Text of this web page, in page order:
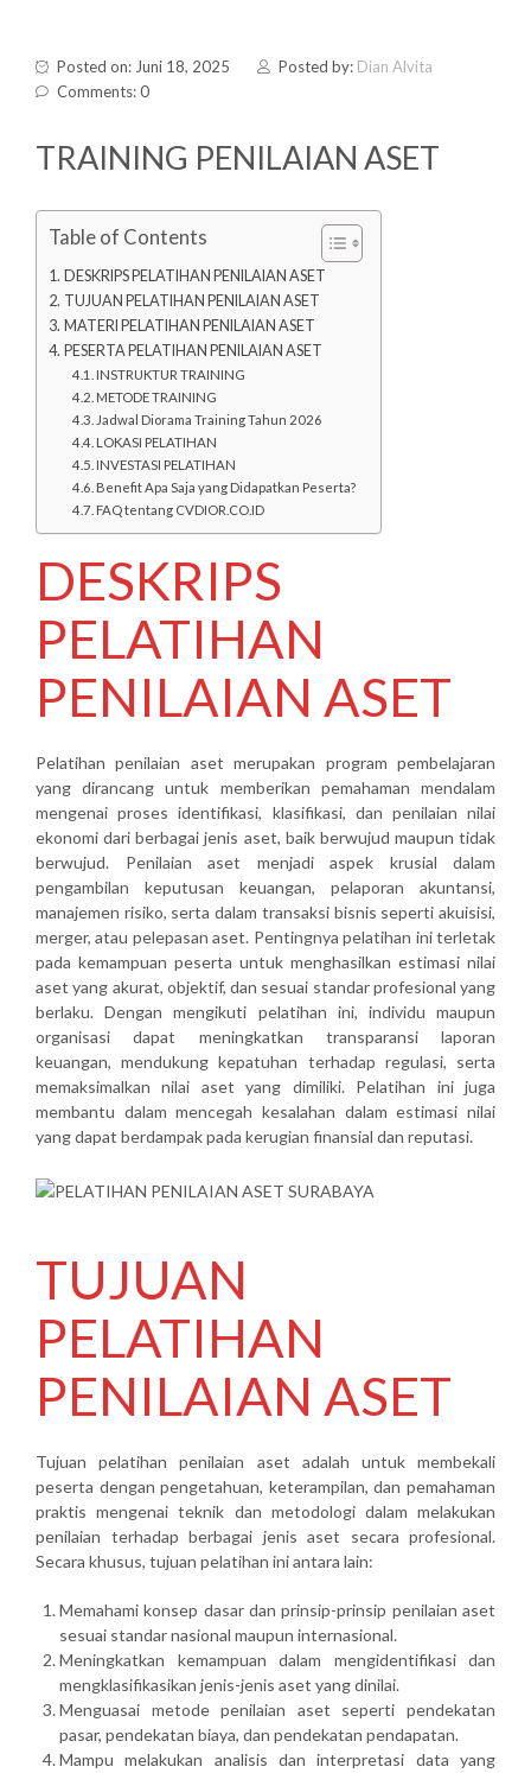
Posted on: Juni 18, 2025 Posted by: Dian Alvita
Comments: 0
TRAINING PENILAIAN ASET
Table of Contents
DESKRIPS PELATIHAN PENILAIAN ASET
TUJUAN PELATIHAN PENILAIAN ASET
MATERI PELATIHAN PENILAIAN ASET
PESERTA PELATIHAN PENILAIAN ASET
INSTRUKTUR TRAINING
METODE TRAINING
Jadwal Diorama Training Tahun 2026
LOKASI PELATIHAN
INVESTASI PELATIHAN
Benefit Apa Saja yang Didapatkan Peserta?
FAQ tentang CVDIOR.CO.ID
DESKRIPS
PELATIHAN
PENILAIAN ASET
Pelatihan penilaian aset merupakan program pembelajaran
yang dirancang untuk memberikan pemahaman mendalam
mengenai proses identifikasi, klasifikasi, dan penilaian nilai
ekonomi dari berbagai jenis aset, baik berwujud maupun tidak
berwujud. Penilaian aset menjadi aspek krusial dalam
pengambilan keputusan keuangan, pelaporan akuntansi,
manajemen risiko, serta dalam transaksi bisnis seperti akuisisi,
merger, atau pelepasan aset. Pentingnya pelatihan ini terletak
pada kemampuan peserta untuk menghasilkan estimasi nilai
aset yang akurat, objektif, dan sesuai standar profesional yang
berlaku. Dengan mengikuti pelatihan ini, individu maupun
organisasi dapat meningkatkan transparansi laporan
keuangan, mendukung kepatuhan terhadap regulasi, serta
memaksimalkan nilai aset yang dimiliki. Pelatihan ini juga
membantu dalam mencegah kesalahan dalam estimasi nilai
yang dapat berdampak pada kerugian finansial dan reputasi.
TUJUAN
PELATIHAN
PENILAIAN ASET
Tujuan pelatihan penilaian aset adalah untuk membekali
peserta dengan pengetahuan, keterampilan, dan pemahaman
praktis mengenai teknik dan metodologi dalam melakukan
penilaian terhadap berbagai jenis aset secara profesional.
Secara khusus, tujuan pelatihan ini antara lain:
Memahami konsep dasar dan prinsip-prinsip penilaian aset
sesuai standar nasional maupun internasional.
Meningkatkan kemampuan dalam mengidentifikasi dan
mengklasifikasikan jenis-jenis aset yang dinilai.
Menguasai metode penilaian aset seperti pendekatan
pasar, pendekatan biaya, dan pendekatan pendapatan.
Mampu melakukan analisis dan interpretasi data yang